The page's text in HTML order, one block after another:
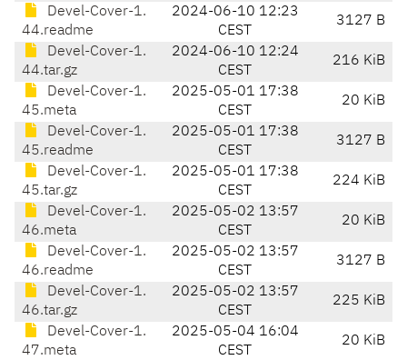
Devel-Cover-1.
44.readme
2024-06-10 12:23
CEST
3127 B
Devel-Cover-1.
44.tar.gz
2024-06-10 12:24
CEST
216 KiB
Devel-Cover-1.
45.meta
2025-05-01 17:38
CEST
20 KiB
Devel-Cover-1.
45.readme
2025-05-01 17:38
CEST
3127 B
Devel-Cover-1.
45.tar.gz
2025-05-01 17:38
CEST
224 KiB
Devel-Cover-1.
46.meta
2025-05-02 13:57
CEST
20 KiB
Devel-Cover-1.
46.readme
2025-05-02 13:57
CEST
3127 B
Devel-Cover-1.
46.tar.gz
2025-05-02 13:57
CEST
225 KiB
Devel-Cover-1.
47.meta
2025-05-04 16:04
CEST
20 KiB